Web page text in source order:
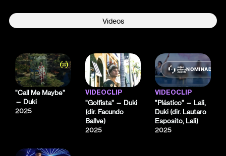
Videos
"Call Me Maybe"
— Duki
2025
VIDEOCLIP
"Golfista" — Duki
(dir. Facundo
Ballve)
2025
NOMINADO
VIDEOCLIP
"Plástico" — Lali,
Duki (dir. Lautaro
Esposito, Lali)
2025